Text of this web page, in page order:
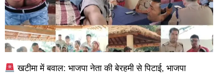
खटीमा में बवाल: भाजपा नेता की बेरहमी से पिटाई, भाजपा